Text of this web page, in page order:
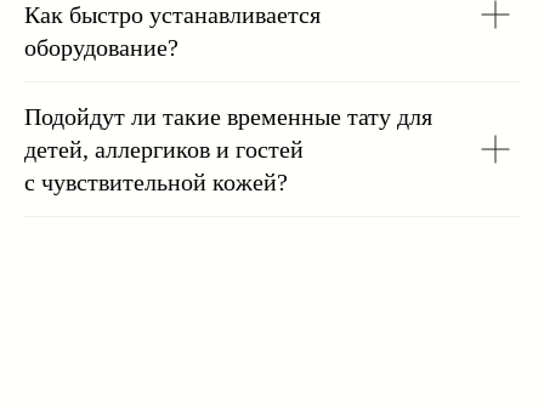
Как быстро устанавливается
оборудование?
Подойдут ли такие временные тату для
детей, аллергиков и гостей
с чувствительной кожей?